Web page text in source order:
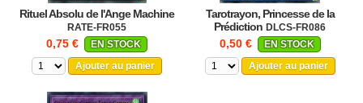
Rituel Absolu de l'Ange Machine
RATE-FR055
0,75 €
EN STOCK
Ajouter au panier
Tarotrayon, Princesse de la
Prédiction DLCS-FR086
0,50 €
EN STOCK
Ajouter au panier